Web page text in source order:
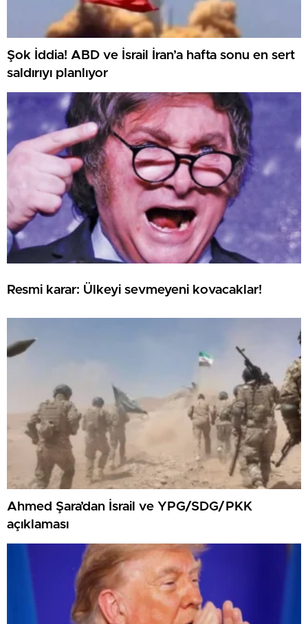
Şok İddia! ABD ve İsrail İran’a hafta sonu en sert
saldırıyı planlıyor
Resmi karar: Ülkeyi sevmeyeni kovacaklar!
Ahmed Şara’dan İsrail ve YPG/SDG/PKK
açıklaması